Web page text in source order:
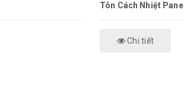
Tôn Cách Nhiệt Panel
Chi tiết